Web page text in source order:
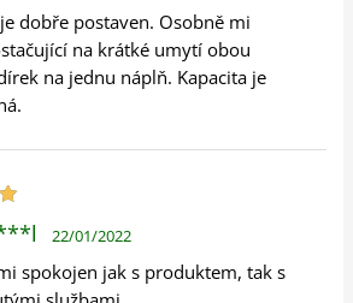
dobře postaven. Osobně mi
na krátké umytí obou
na jednu náplň. Kapacita je
22/01/2022
spokojen jak s produktem, tak s